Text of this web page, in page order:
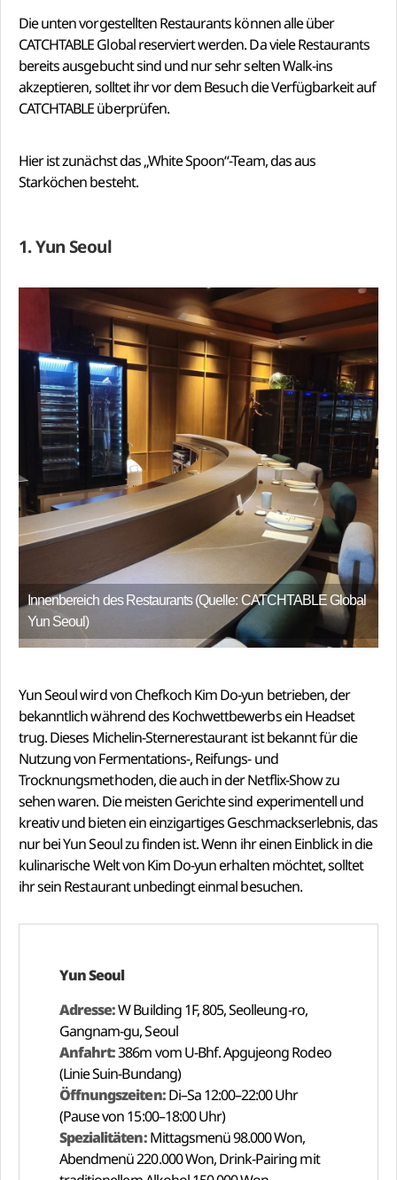
Die unten vorgestellten Restaurants können alle über
CATCHTABLE Global reserviert werden. Da viele Restaurants
bereits ausgebucht sind und nur sehr selten Walk-ins
akzeptieren, solltet ihr vor dem Besuch die Verfügbarkeit auf
CATCHTABLE überprüfen.
Hier ist zunächst das „White Spoon“-Team, das aus
Starköchen besteht.
1. Yun Seoul
Innenbereich des Restaurants (Quelle: CATCHTABLE Global
Yun Seoul)
Yun Seoul wird von Chefkoch Kim Do-yun betrieben, der
bekanntlich während des Kochwettbewerbs ein Headset
trug. Dieses Michelin-Sternerestaurant ist bekannt für die
Nutzung von Fermentations-, Reifungs- und
Trocknungsmethoden, die auch in der Netflix-Show zu
sehen waren. Die meisten Gerichte sind experimentell und
kreativ und bieten ein einzigartiges Geschmackserlebnis, das
nur bei Yun Seoul zu finden ist. Wenn ihr einen Einblick in die
kulinarische Welt von Kim Do-yun erhalten möchtet, solltet
ihr sein Restaurant unbedingt einmal besuchen.
Yun Seoul
Adresse:W Building 1F, 805, Seolleung-ro,
Gangnam-gu, Seoul
Anfahrt:386m vom U-Bhf. Apgujeong Rodeo
(Linie Suin-Bundang)
Öffnungszeiten:Di–Sa 12:00–22:00 Uhr
(Pause von 15:00–18:00 Uhr)
Spezialitäten:Mittagsmenü 98.000 Won,
Abendmenü 220.000 Won, Drink-Pairing mit